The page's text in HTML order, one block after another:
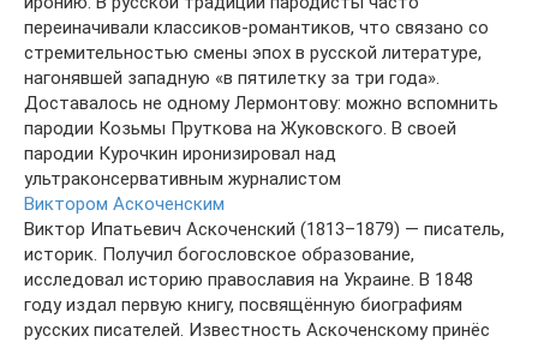
переиначивали классиков-романтиков, что связано со
стремительностью смены эпох в русской литературе,
нагонявшей западную «в пятилетку за три года».
Доставалось не одному Лермонтову: можно вспомнить
пародии Козьмы Пруткова на Жуковского. В своей
пародии Курочкин иронизировал над
ультраконсервативным журналистом
Виктором Аскоченским
Виктор Ипатьевич Аскоченский (1813–1879) — писатель,
историк. Получил богословское образование,
исследовал историю православия на Украине. В 1848
году издал первую книгу, посвящённую биографиям
русских писателей. Известность Аскоченскому принёс